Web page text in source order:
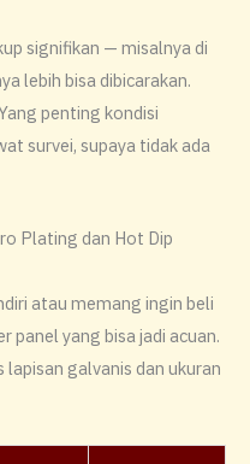
signifikan — misalnya di
lebih bisa dibicarakan.
penting kondisi
survei, supaya tidak ada
Plating dan Hot Dip
atau memang ingin beli
panel yang bisa jadi acuan.
lapisan galvanis dan ukuran